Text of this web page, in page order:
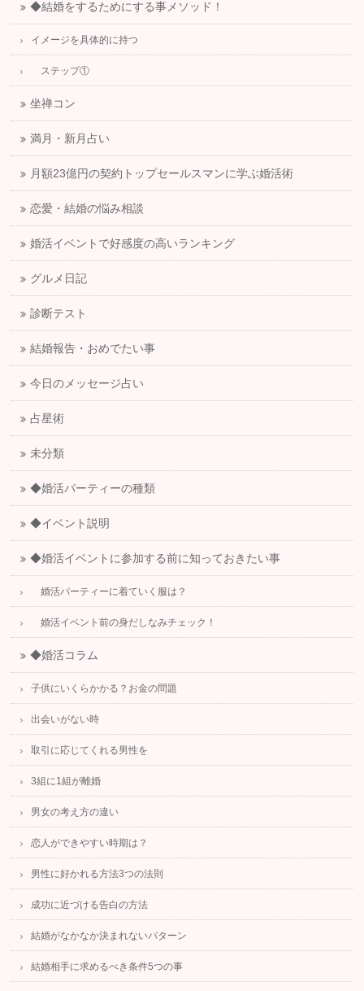
◆結婚をするためにする事メソッド！
イメージを具体的に持つ
ステップ①
坐禅コン
満月・新月占い
月額23億円の契約トップセールスマンに学ぶ婚活術
恋愛・結婚の悩み相談
婚活イベントで好感度の高いランキング
グルメ日記
診断テスト
結婚報告・おめでたい事
今日のメッセージ占い
占星術
未分類
◆婚活パーティーの種類
◆イベント説明
◆婚活イベントに参加する前に知っておきたい事
婚活パーティーに着ていく服は？
婚活イベント前の身だしなみチェック！
◆婚活コラム
子供にいくらかかる？お金の問題
出会いがない時
取引に応じてくれる男性を
3組に1組が離婚
男女の考え方の違い
恋人ができやすい時期は？
男性に好かれる方法3つの法則
成功に近づける告白の方法
結婚がなかなか決まれないパターン
結婚相手に求めるべき条件5つの事